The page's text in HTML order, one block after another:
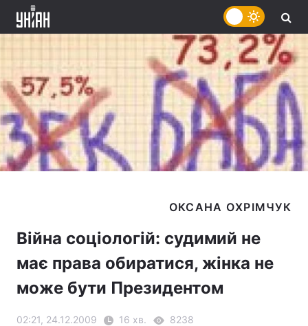
Війна соціологій: судимий не
має права обиратися, жінка не
може бути Президентом
02:21, 24.12.2009 16 хв. 8238